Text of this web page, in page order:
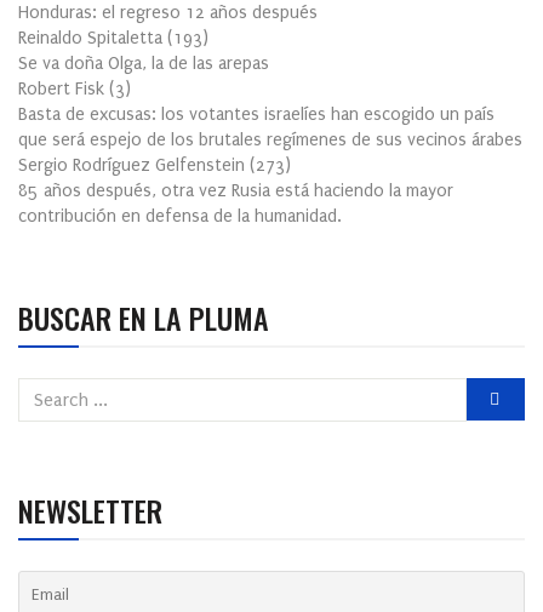
Honduras: el regreso 12 años después
Reinaldo Spitaletta (193)
Se va doña Olga, la de las arepas
Robert Fisk (3)
Basta de excusas: los votantes israelíes han escogido un país
que será espejo de los brutales regímenes de sus vecinos árabes
Sergio Rodríguez Gelfenstein (273)
85 años después, otra vez Rusia está haciendo la mayor
contribución en defensa de la humanidad.
BUSCAR EN LA PLUMA
NEWSLETTER